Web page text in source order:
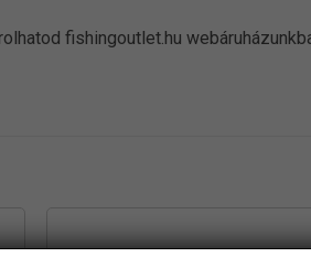
fishingoutlet.hu